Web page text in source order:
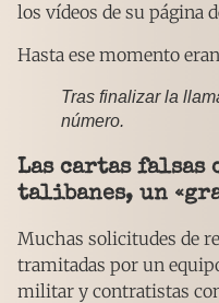
los vídeos de su página
Hasta ese momento
Tras finalizar la
número.
Las cartas falsas
talibanes, un
Muchas solicitudes de
tramitadas por un
militar y contratistas